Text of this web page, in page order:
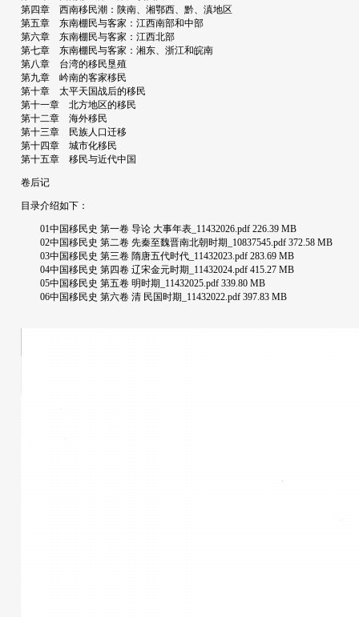
第四章 西南移民潮：陕南、湘鄂西、黔、滇地区
第五章 东南棚民与客家：江西南部和中部
第六章 东南棚民与客家：江西北部
第七章 东南棚民与客家：湘东、浙江和皖南
第八章 台湾的移民垦殖
第九章 岒南的客家移民
第十章 太平天国战后的移民
第十一章 北方地区的移民
第十二章 海外移民
第十三章 民族人口迁移
第十四章 城市化移民
第十五章 移民与近代中国
卷后记
目录介绍如下：
01中国移民史 第一卷 导论 大事年表_11432026.pdf 226.39 MB
02中国移民史 第二卷 先秦至魏晋南北朝时期_10837545.pdf 372.58 MB
03中国移民史 第三卷 隋唐五代时代_11432023.pdf 283.69 MB
04中国移民史 第四卷 辽宋金元时期_11432024.pdf 415.27 MB
05中国移民史 第五卷 明时期_11432025.pdf 339.80 MB
06中国移民史 第六卷 清 民国时期_11432022.pdf 397.83 MB